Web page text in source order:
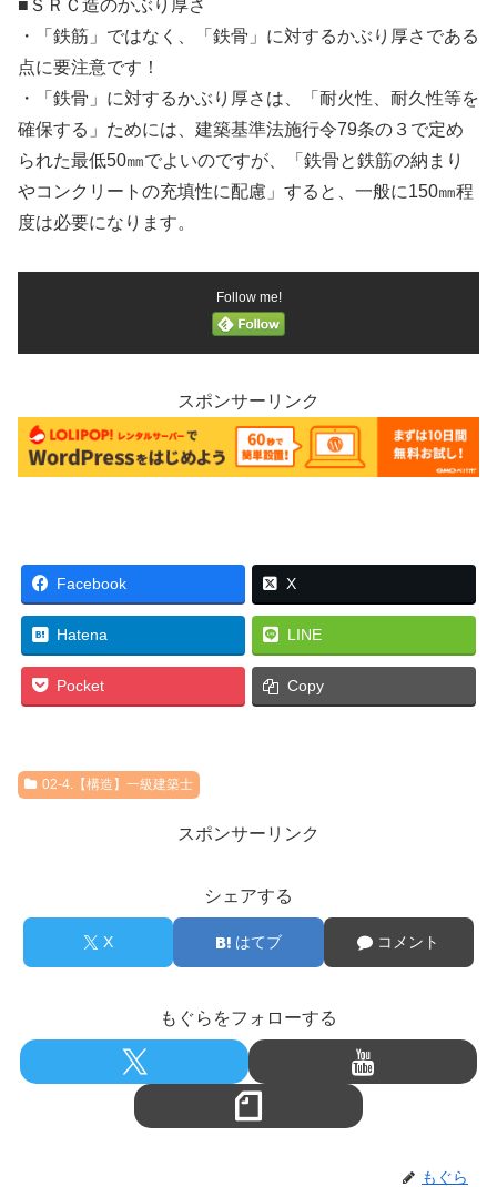
■ＳＲＣ造のかぶり厚さ
・「鉄筋」ではなく、「鉄骨」に対するかぶり厚さである
点に要注意です！
・「鉄骨」に対するかぶり厚さは、「耐火性、耐久性等を
確保する」ためには、建築基準法施行令79条の３で定め
られた最低50㎜でよいのですが、「鉄骨と鉄筋の納まり
やコンクリートの充填性に配慮」すると、一般に150㎜程
度は必要になります。
Follow me!
スポンサーリンク
Facebook X
Hatena LINE
Pocket Copy
02-4.【構造】一級建築士
スポンサーリンク
シェアする
X はてブ コメント
もぐらをフォローする
もぐら